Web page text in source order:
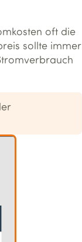
oft die
sollte immer